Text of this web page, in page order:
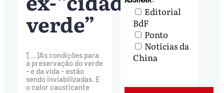
verde”
'[...]As condições para
a preservação do verde
- e da vida - estão
sendo inviabilizadas. E
o calor causticante
Editorial
BdF
Ponto
Notícias da
China